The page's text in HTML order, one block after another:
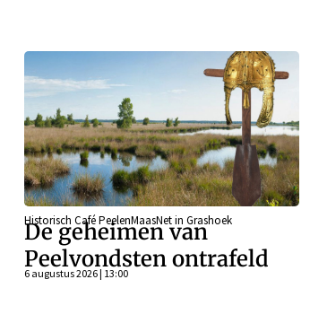
Historisch Café PeelenMaasNet in Grashoek
De geheimen van
Peelvondsten ontrafeld
6 augustus 2026 | 13:00